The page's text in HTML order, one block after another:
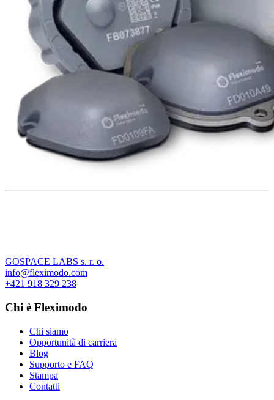
GOSPACE LABS s. r. o.
info@fleximodo.com
+421 918 329 238
Chi è Fleximodo
Chi siamo
Opportunità di carriera
Blog
Supporto e FAQ
Stampa
Contatti